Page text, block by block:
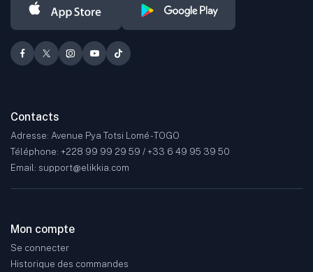
Contacts
Adresse: Avenue Pya Totsi Lomé - TOGO
Téléphone: +228 99 99 29 59 / +33 6 49 95 39 50
Email: support@elikkia.com
Mon compte
Se connecter
Historique des commandes